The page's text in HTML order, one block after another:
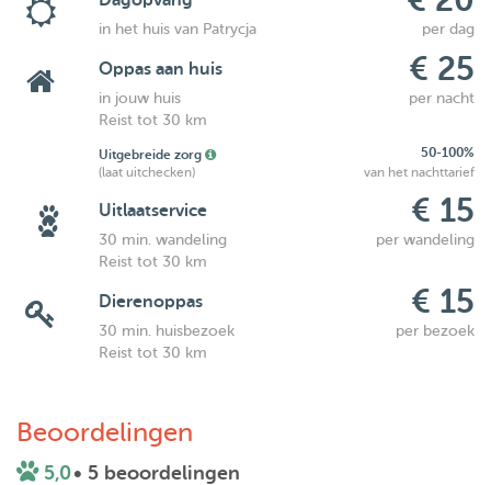
in het huis van Patrycja per dag
Oppas aan huis € 25
in jouw huis
per nacht
Reist tot 30 km
Uitgebreide zorg
50-100%
(laat uitchecken)
van het nachttarief
Uitlaatservice € 15
30 min. wandeling
per wandeling
Reist tot 30 km
Dierenoppas € 15
30 min. huisbezoek
per bezoek
Reist tot 30 km
Beoordelingen
5,0• 5 beoordelingen